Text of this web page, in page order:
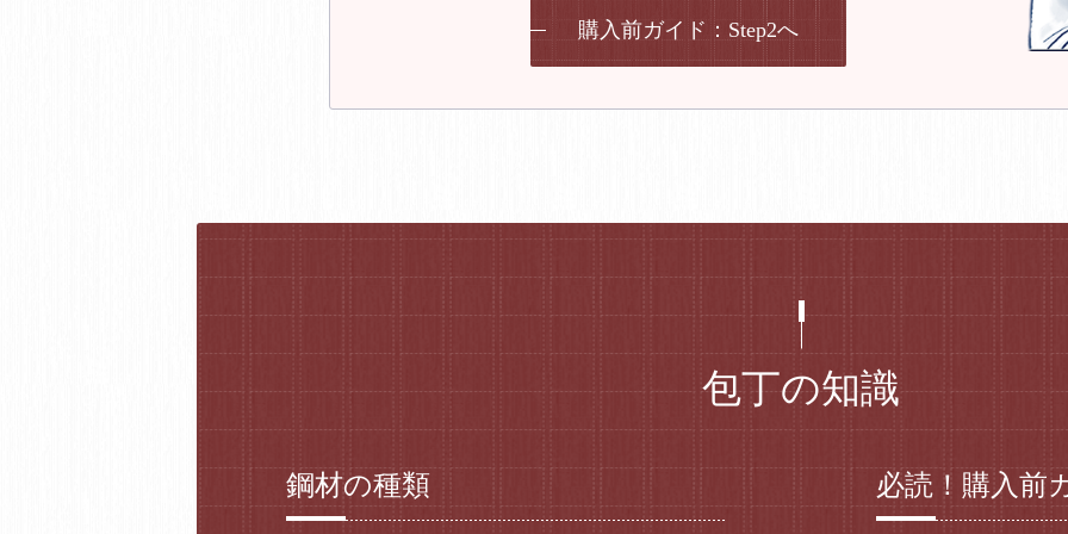
購入前ガイド：Step2へ
包丁の知識
鋼材の種類 必読！購入前